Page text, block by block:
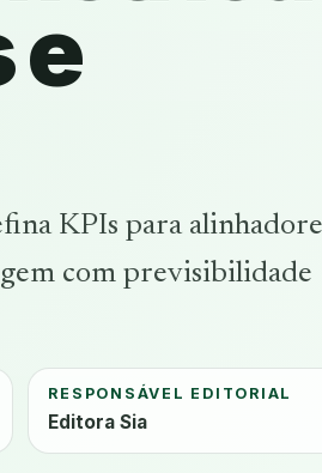
e
KPIs para
com previsibilidade
RESPONSÁVEL EDITORIAL
Editora Sia